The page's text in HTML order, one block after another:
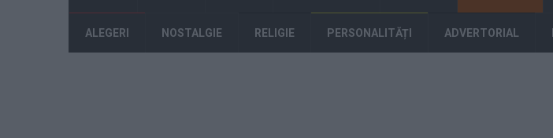
ALEGERI NOSTALGIE RELIGIE PERSONALITĂȚI ADVERTORIAL